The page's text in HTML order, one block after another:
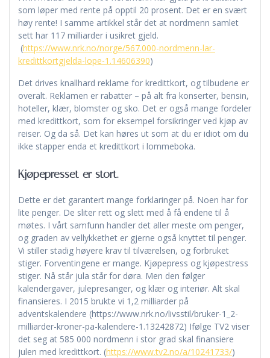
som løper med rente på opptil 20 prosent. Det er en svært
høy rente! I samme artikkel står det at nordmenn samlet
sett har 117 milliarder i usikret gjeld.
(https://www.nrk.no/norge/567.000-nordmenn-lar-
kredittkortgjelda-lope-1.14606390)
Det drives knallhard reklame for kredittkort, og tilbudene er
overalt. Reklamen er rabatter – på alt fra konserter, bensin,
hoteller, klær, blomster og sko. Det er også mange fordeler
med kredittkort, som for eksempel forsikringer ved kjøp av
reiser. Og da så. Det kan høres ut som at du er idiot om du
ikke stapper enda et kredittkort i lommeboka.
Kjøpepresset er stort.
Dette er det garantert mange forklaringer på. Noen har for
lite penger. De sliter rett og slett med å få endene til å
møtes. I vårt samfunn handler det aller meste om penger,
og graden av vellykkethet er gjerne også knyttet til penger.
Vi stiller stadig høyere krav til tilværelsen, og forbruket
stiger. Forventingene er mange. Kjøpepress og kjøpestress
stiger. Nå står jula står for døra. Men den følger
kalendergaver, julepresanger, og klær og interiør. Alt skal
finansieres. I 2015 brukte vi 1,2 milliarder på
adventskalendere (https://www.nrk.no/livsstil/bruker-1_2-
milliarder-kroner-pa-kalendere-1.13242872) Ifølge TV2 viser
det seg at 585 000 nordmenn i stor grad skal finansiere
julen med kredittkort. (https://www.tv2.no/a/10241733/)